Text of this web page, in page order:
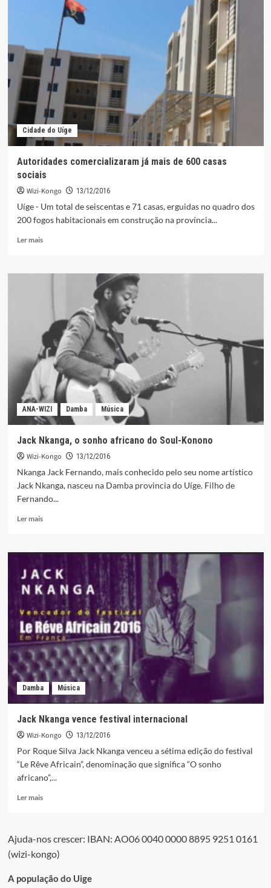
aposta
ensino
escolar
Cidade do Uíge
Autoridades comercializaram já mais de 600 casas
sociais
Wizi-Kongo 13/12/2016
Uíge - Um total de seiscentas e 71 casas, erguidas no quadro dos
200 fogos habitacionais em construção na província...
Ler maisLeia
Autoridades
600
casas
sociais
ANA-WIZI Damba Música
Jack Nkanga, o sonho africano do Soul-Konono
Wizi-Kongo 13/12/2016
Nkanga Jack Fernando, mais conhecido pelo seu nome artístico
Jack Nkanga, nasceu na Damba provincia do Uíge. Filho de
Fernando...
Ler maisLeia
Jack
o
sonho
africano
do
Soul-
Konono
Damba Música
Jack Nkanga vence festival internacional
Wizi-Kongo 13/12/2016
Por Roque Silva Jack Nkanga venceu a sétima edição do festival
“Le Rêve Africain”, denominação que significa “O sonho
africano”,...
Ler maisLeia
Nkanga
vence
internacional
Ajuda-nos crescer: IBAN: AO06 0040 0000 8895 9251 0161
(wizi-kongo)
A população do Uige